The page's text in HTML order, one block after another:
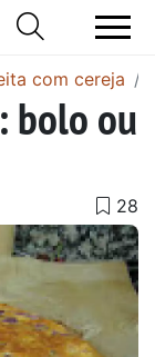
com cereja
bolo ou